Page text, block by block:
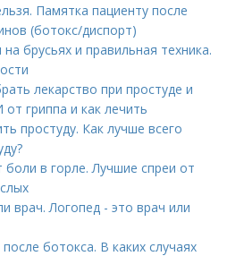
Памятка пациенту после
(ботокс/диспорт)
брусьях и правильная техника.
лекарство при простуде и
гриппа и как лечить
простуду. Как лучше всего
в горле. Лучшие спреи от
врач. Логопед - это врач или
ботокса. В каких случаях